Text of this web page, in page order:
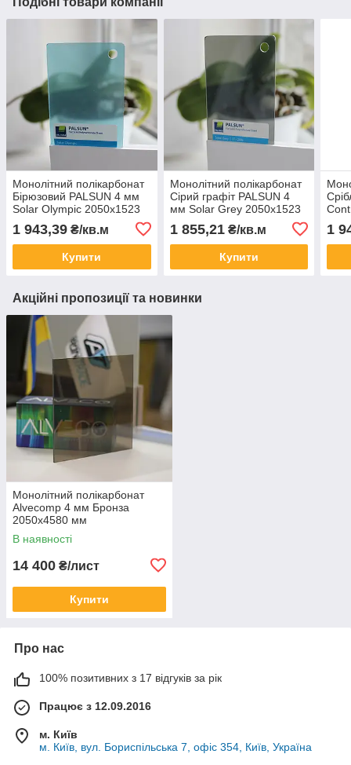
Монолітний полікарбонат
Бірюзовий PALSUN 4 мм
Solar Olympic 2050x1523
1 943,39 ₴/кв.м
Купити
Монолітний полікарбонат
Сірий графіт PALSUN 4
мм Solar Grey 2050x1523
1 855,21₴/кв.м
Купити
1
Акційні пропозиції та новинки
Монолітний полікарбонат
Alvecomp 4 мм Бронза
2050х4580 мм
В наявності
14 400 ₴/лист
Купити
Про нас
100% позитивних з 17 відгуків за рік
Працює з 12.09.2016
м. Київ
м. Київ, вул. Бориспільська 7, офіс 354, Київ, Україна